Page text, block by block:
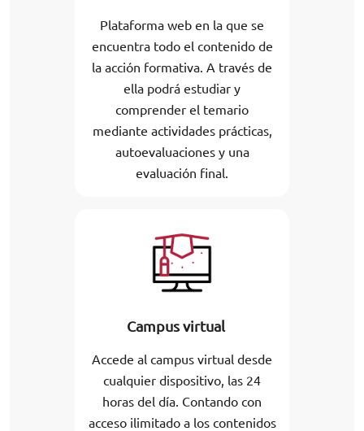
Plataforma web en la que se
encuentra todo el contenido de
la acción formativa. A través de
ella podrá estudiar y
comprender el temario
mediante actividades prácticas,
autoevaluaciones y una
evaluación final.
Campus virtual
Accede al campus virtual desde
cualquier dispositivo, las 24
horas del día. Contando con
acceso ilimitado a los contenidos